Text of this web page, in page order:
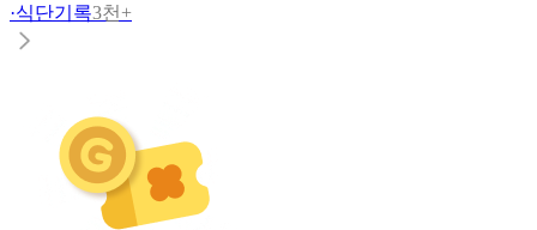
·식단기록3천+